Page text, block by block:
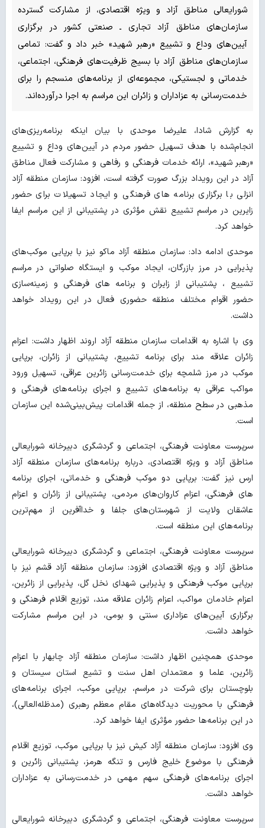
شورایعالی مناطق آزاد و ویژه اقتصادی، از مشارکت گسترده
سازمان‌های مناطق آزاد تجاری ـ صنعتی کشور در برگزاری
آیین‌های وداع و تشییع «رهبر شهید» خبر داد و گفت: تمامی
سازمان‌های مناطق آزاد با بسیج ظرفیت‌های فرهنگی، اجتماعی،
خدماتی و لجستیکی، مجموعه‌ای از برنامه‌های منسجم را برای
خدمت‌رسانی به عزاداران و زائران این مراسم به اجرا درآورده‌اند.
به گزارش شادا، علیرضا موحدی با بیان اینکه برنامه‌ریزی‌های
انجام‌شده با هدف تسهیل حضور مردم در آیین‌های وداع و تشییع
«رهبر شهید»، ارائه خدمات فرهنگی و رفاهی و مشارکت فعال مناطق
آزاد در این رویداد بزرگ صورت گرفته است، افزود: سازمان منطقه آزاد
انزلی با برگزاری برنامه های فرهنگی و ایجاد تسهیلات برای حضور
زایرین در مراسم تشییع نقش مؤثری در پشتیبانی از این مراسم ایفا
خواهد کرد.
موحدی ادامه داد: سازمان منطقه آزاد ماکو نیز با برپایی موکب‌های
پذیرایی در مرز بازرگان، ایجاد موکب و ایستگاه صلواتی در مراسم
تشییع ، پشتیبانی از زایران و برنامه های فرهنگی و زمینه‌سازی
حضور اقوام مختلف منطقه حضوری فعال در این رویداد خواهد
داشت.
وی با اشاره به اقدامات سازمان منطقه آزاد اروند اظهار داشت: اعزام
زائران علاقه مند برای برنامه تشییع، پشتیبانی از زائران، برپایی
موکب در مرز شلمچه برای خدمت‌رسانی زائرین عراقی، تسهیل ورود
مواکب عراقی به برنامه‌های تشییع و اجرای برنامه‌های فرهنگی و
مذهبی در سطح منطقه، از جمله اقدامات پیش‌بینی‌شده این سازمان
است.
سرپرست معاونت فرهنگی، اجتماعی و گردشگری دبیرخانه شورایعالی
مناطق آزاد و ویژه اقتصادی، درباره برنامه‌های سازمان منطقه آزاد
ارس نیز گفت: برپایی دو موکب فرهنگی و خدماتی، اجرای برنامه
های فرهنگی، اعزام کاروان‌های مردمی، پشتیبانی از زائران و اعزام
عاشقان ولایت از شهرستان‌های جلفا و خداآفرین از مهم‌ترین
برنامه‌های این منطقه است.
سرپرست معاونت فرهنگی، اجتماعی و گردشگری دبیرخانه شورایعالی
مناطق آزاد و ویژه اقتصادی افزود: سازمان منطقه آزاد قشم نیز با
برپایی موکب فرهنگی و پذیرایی شهدای نخل گل، پذیرایی از زائرین،
اعزام خادمان مواکب، اعزام زائران علاقه مند، توزیع اقلام فرهنگی و
برگزاری آیین‌های عزاداری سنتی و بومی، در این مراسم مشارکت
خواهد داشت.
موحدی همچنین اظهار داشت: سازمان منطقه آزاد چابهار با اعزام
زائرین، علما و معتمدان اهل سنت و تشیع استان سیستان و
بلوچستان برای شرکت در مراسم، برپایی موکب، اجرای برنامه‌های
فرهنگی با محوریت دیدگاه‌های مقام معظم رهبری (مدظله‌العالی)،
در این برنامه‌ها حضور مؤثری ایفا خواهد کرد.
وی افزود: سازمان منطقه آزاد کیش نیز با برپایی موکب، توزیع اقلام
فرهنگی با موضوع خلیج فارس و تنگه هرمز، پشتیبانی زائرین و
اجرای برنامه‌های فرهنگی سهم مهمی در خدمت‌رسانی به عزاداران
خواهد داشت.
سرپرست معاونت فرهنگی، اجتماعی و گردشگری دبیرخانه شورایعالی